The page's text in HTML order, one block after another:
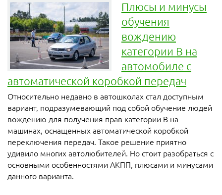
Плюсы и минусы
обучения
вождению
категории В на
автомобиле с
автоматической коробкой передач
Относительно недавно в автошколах стал доступным
вариант, подразумевающий под собой обучение людей
вождению для получения прав категории В на
машинах, оснащенных автоматической коробкой
переключения передач. Такое решение приятно
удивило многих автолюбителей. Но стоит разобраться с
основными особенностями АКПП, плюсами и минусами
данного варианта.